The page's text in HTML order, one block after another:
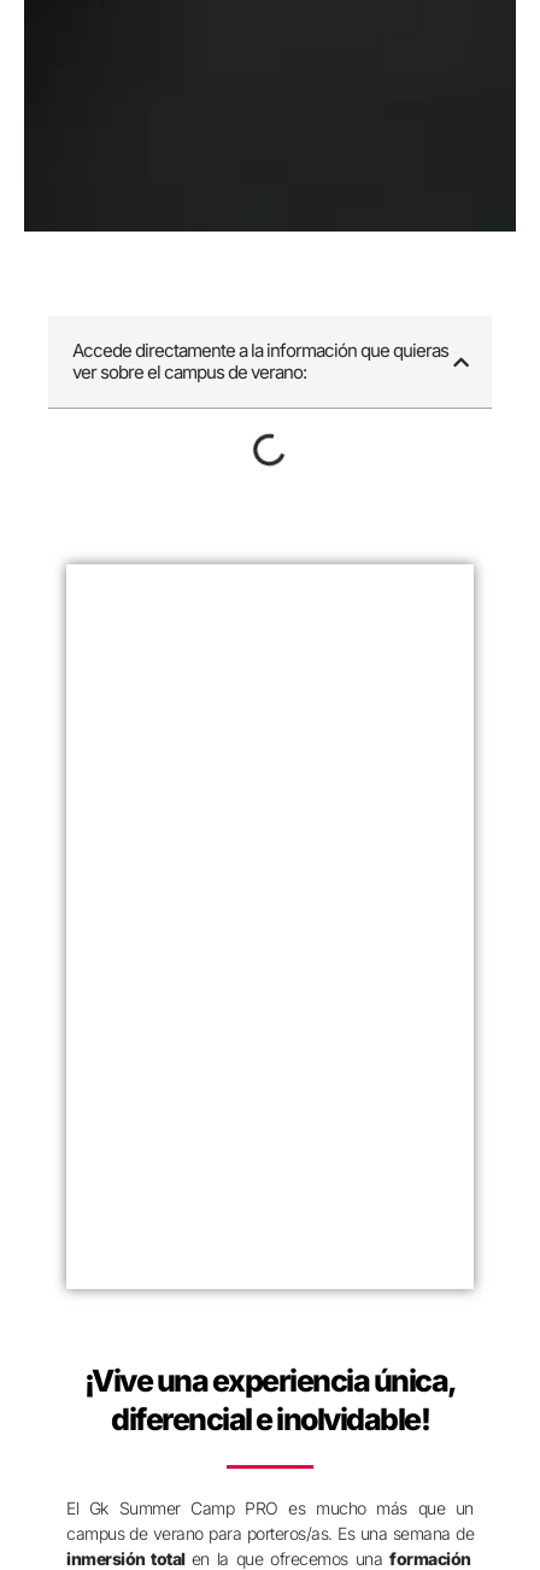
Accede directamente a la información que quieras
ver sobre el campus de verano:
¡Vive una experiencia única,
diferencial e inolvidable!
El Gk Summer Camp PRO es mucho más que un
campus de verano para porteros/as. Es una semana de
inmersión total en la que ofrecemos unaformación